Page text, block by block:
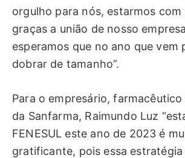
orgulho para nós, estarmos com
graças a união de nosso
esperamos que no ano que vem
dobrar de tamanho”.
Para o empresário,
da Sanfarma, Raimundo Luz
FENESUL este ano de 2023 é
gratificante, pois essa estratégia